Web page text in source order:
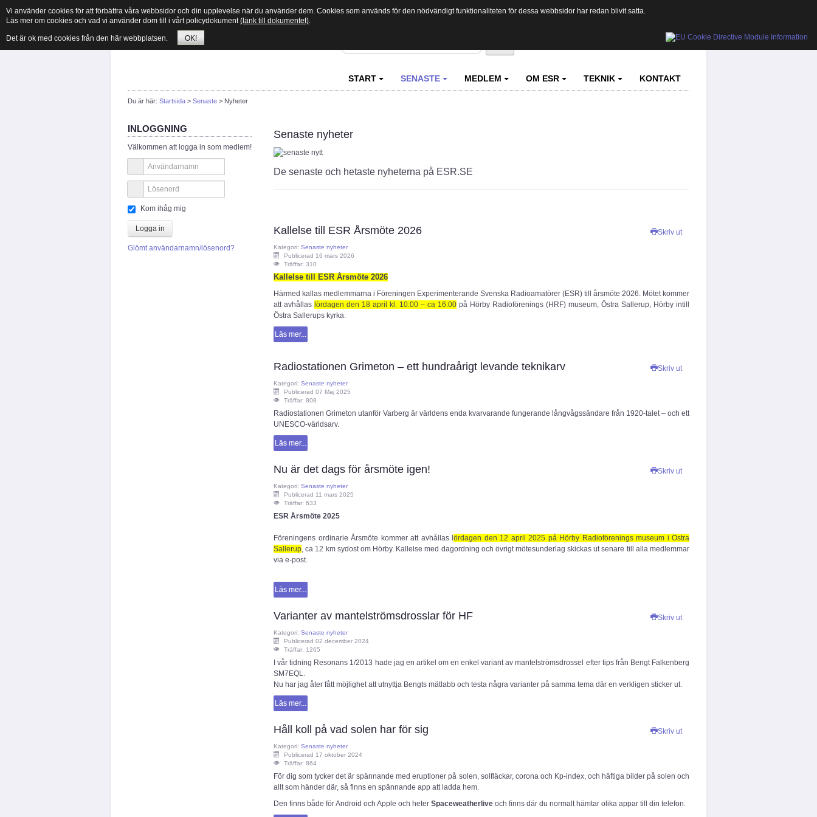
START SENASTE MEDLEM OM ESR TEKNIK KONTAKT
Du är här: Startsida > Senaste > Nyheter
INLOGGNING
Välkommen att logga in som medlem!
Kom ihåg mig
Logga in
Glömt användarnamn/lösenord?
Senaste nyheter
De senaste och hetaste nyheterna på ESR.SE
Skriv ut
Kallelse till ESR Årsmöte 2026
Kategori: Senaste nyheter
Publicerad 16 mars 2026
Träffar: 310
Kallelse till ESR Årsmöte 2026
Härmed kallas medlemmarna i Föreningen Experimenterande Svenska Radioamatörer (ESR) till årsmöte 2026. Mötet kommer
att avhållas lördagen den 18 april kl. 10:00 – ca 16:00 på Hörby Radioförenings (HRF) museum, Östra Sallerup, Hörby intill
Östra Sallerups kyrka.
Läs mer...
Skriv ut
Radiostationen Grimeton – ett hundraårigt levande teknikarv
Kategori: Senaste nyheter
Publicerad 07 Maj 2025
Träffar: 808
Radiostationen Grimeton utanför Varberg är världens enda kvarvarande fungerande långvågssändare från 1920-talet – och ett
UNESCO-världsarv.
Läs mer...
Skriv ut
Nu är det dags för årsmöte igen!
Kategori: Senaste nyheter
Publicerad 11 mars 2025
Träffar: 633
ESR Årsmöte 2025
Föreningens ordinarie Årsmöte kommer att avhållas l ördagen den 12 april 2025 på Hörby Radioförenings museum i Östra
Sallerup, ca 12 km sydost om Hörby. Kallelse med dagordning och övrigt mötesunderlag skickas ut senare till alla medlemmar
via e-post.
Läs mer...
Skriv ut
Varianter av mantelströmsdrosslar för HF
Kategori: Senaste nyheter
Publicerad 02 december 2024
Träffar: 1265
I vår tidning Resonans 1/2013 hade jag en artikel om en enkel variant av mantelströmsdrossel efter tips från Bengt Falkenberg
SM7EQL.
Nu har jag åter fått möjlighet att utnyttja Bengts mätlabb och testa några varianter på samma tema där en verkligen sticker ut.
Läs mer...
Skriv ut
Håll koll på vad solen har för sig
Kategori: Senaste nyheter
Publicerad 17 oktober 2024
Träffar: 864
För dig som tycker det är spännande med eruptioner på solen, solfläckar, corona och Kp-index, och häftiga bilder på solen och
allt som händer där, så finns en spännande app att ladda hem.
Den finns både för Android och Apple och heter Spaceweatherlive och finns där du normalt hämtar olika appar till din telefon.
Vi använder cookies för att förbättra våra webbsidor och din upplevelse när du använder dem. Cookies som används för den nödvändigt funktionaliteten för dessa webbsidor har redan blivit satta.
Läs mer om cookies och vad vi använder dom till i vårt policydokument(länk till dokumentet).
Det är ok med cookies från den här webbplatsen. OK!